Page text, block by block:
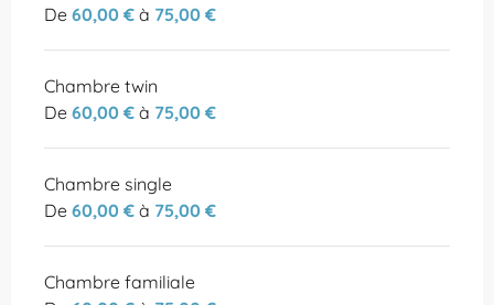
De 60,00 € à 75,00 €
Chambre twin
De 60,00 € à 75,00 €
Chambre single
De 60,00 € à 75,00 €
Chambre familiale